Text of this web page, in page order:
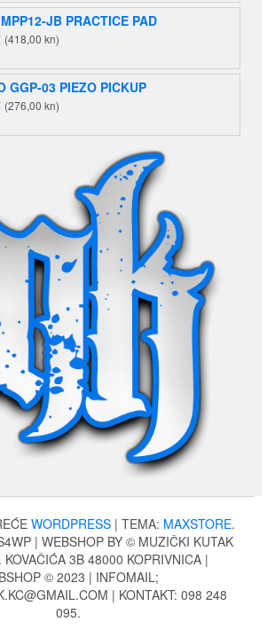
JB PRACTICE PAD
(418,00 kn)
GGP-03 PIEZO PICKUP
(276,00 kn)
WORDPRESS | TEMA: MAXSTORE.
| WEBSHOP BY © MUZIČKI KUTAK
3B 48000 KOPRIVNICA |
© 2023 | INFOMAIL;
| KONTAKT: 098 248
095.